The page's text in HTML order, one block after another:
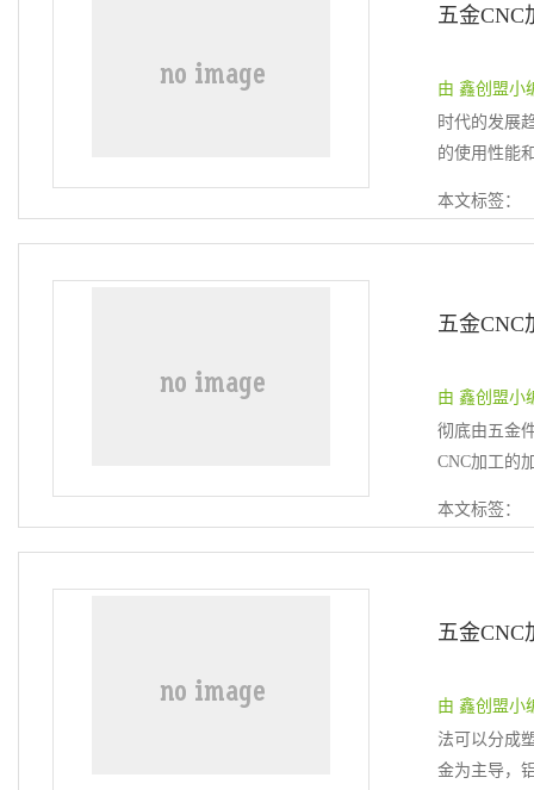
由 鑫创盟小
时代的发展
的使用性能
本文标签：
五金CNC
由 鑫创盟小
彻底由五金
CNC加工的
本文标签：
由 鑫创盟小
法可以分成
金为主导，